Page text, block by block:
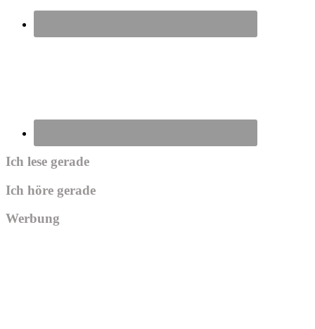
Ich lese gerade
Ich höre gerade
Werbung